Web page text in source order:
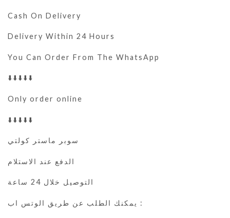
Cash On Delivery
Delivery Within 24 Hours
You Can Order From The WhatsApp
⬇️⬇️⬇️⬇️⬇️
Only order online
⬇️⬇️⬇️⬇️⬇️
سوبر ماستر كولتي
الدفع عند الاستلام
التوصيل خلال 24 ساعة
يمكنك الطلب عن طريق الوتس اب :